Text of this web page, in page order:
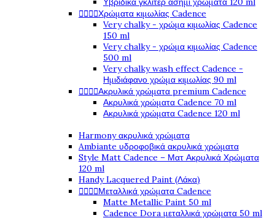
Χρώματα κιμωλίας Cadence
Very chalky - χρώμα κιμωλίας Cadence
150 ml
Very chalky - χρώμα κιμωλίας Cadence
500 ml
Very chalky wash effect Cadence -
Ημιδιάφανο χρώμα κιμωλίας 90 ml
Ακρυλικά χρώματα premium Cadence
Ακρυλικά χρώματα Cadence 70 ml
Ακρυλικά χρώματα Cadence 120 ml
Harmony ακρυλικά χρώματα
Ambiante υδροφοβικά ακρυλικά χρώματα
Style Matt Cadence – Ματ Ακρυλικά Χρώματα
120 ml
Handy Lacquered Paint (Λάκα)
Μεταλλικά χρώματα Cadence
Matte Metallic Paint 50 ml
Cadence Dora μεταλλικά χρώματα 50 ml